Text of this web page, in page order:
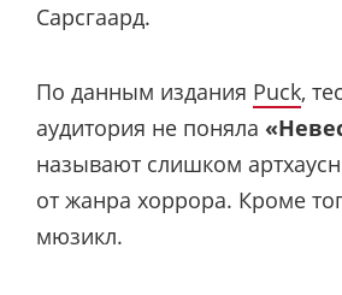
Сарсгаард.
По данным издания Puck,
аудитория не поняла
называют слишком
от жанра хоррора. Кроме
мюзикл.